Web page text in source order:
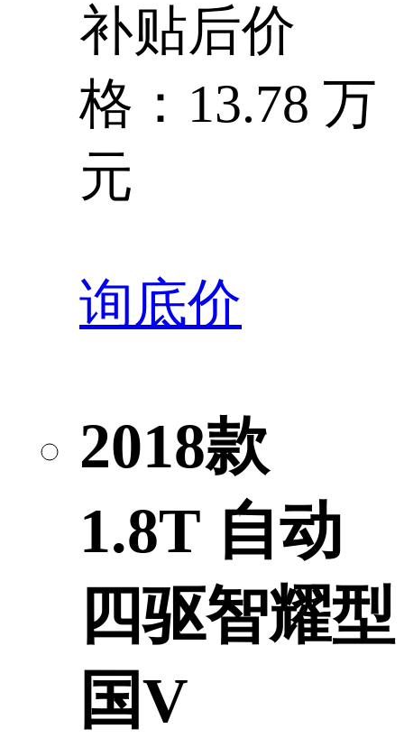
补贴后价
格：13.78 万
元
询底价
2018款
1.8T 自动
四驱智耀型
国V